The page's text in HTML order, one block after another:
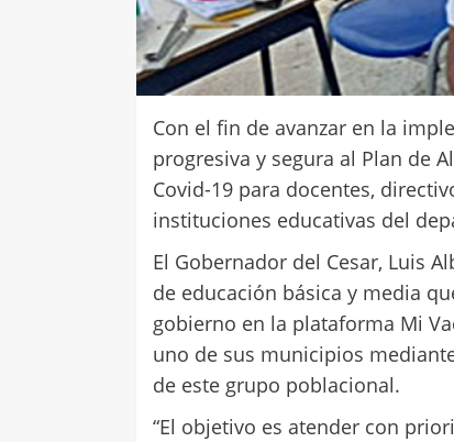
Con el fin de avanzar en la
progresiva y segura al Plan de
Covid-19 para docentes,
instituciones educativas del
El Gobernador del Cesar, Luis
de educación básica y media
gobierno en la plataforma Mi
uno de sus municipios
de este grupo poblacional.
“El objetivo es atender con